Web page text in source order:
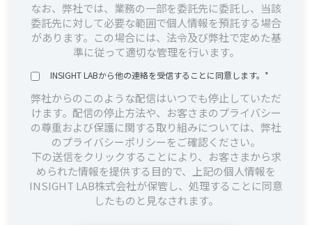
なお、弊社では、業務の一部を委託先に委託し、当該
委託先に対して必要な範囲で個人情報を預託する場合
があります。この場合には、法令及び弊社で定めた基
準に従って適切な管理を行います。
INSIGHT LABから他の連絡を受信することに同意します。 *
弊社からのこのような配信はいつでも停止していただ
けます。配信の停止方法や、お客さまのプライバシー
の尊重および保護に関する取り組みについては、弊社
のプライバシーポリシーをご確認ください。
下の送信をクリックすることにより、お客さまから求
められた情報を提供する目的で、上記の個人情報を
INSIGHT LAB株式会社が保管し、処理することに同意
したものと見なされます。